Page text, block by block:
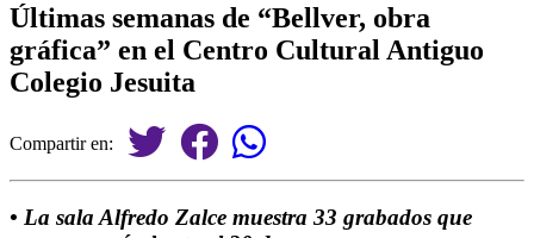
Últimas semanas de “Bellver, obra
gráfica” en el Centro Cultural Antiguo
Colegio Jesuita
Compartir en:
• La sala Alfredo Zalce muestra 33 grabados que